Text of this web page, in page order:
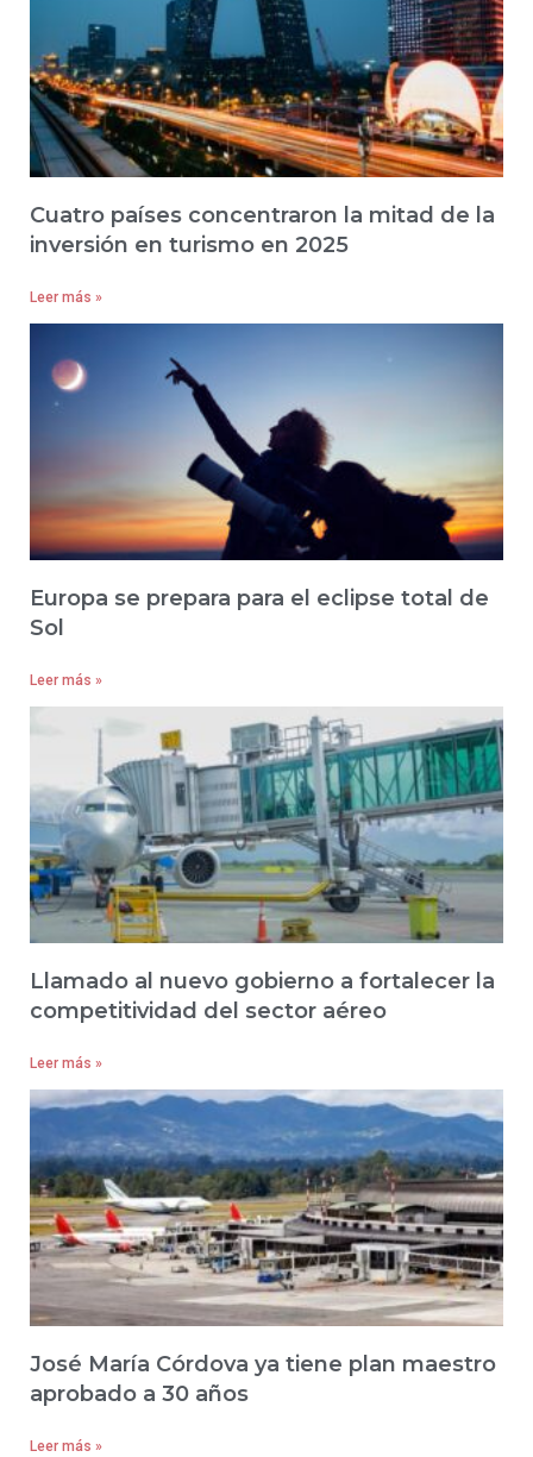
Cuatro países concentraron la mitad de la
inversión en turismo en 2025
Leer más »
Europa se prepara para el eclipse total de
Sol
Leer más »
Llamado al nuevo gobierno a fortalecer la
competitividad del sector aéreo
Leer más »
José María Córdova ya tiene plan maestro
aprobado a 30 años
Leer más »